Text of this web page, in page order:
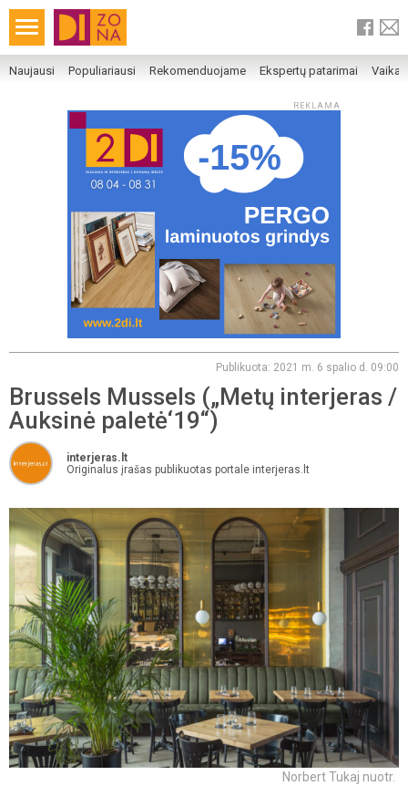
Naujausi Populiariausi Rekomenduojame Ekspertų patarimai
REKLAMA
Publikuota: 2021 m. 6 spalio d. 09:00
Brussels Mussels („Metų interjeras /
Auksinė paletė‘19“)
interjeras.lt
Originalus įrašas publikuotas portale interjeras.lt
Norbert Tukaj nuotr.